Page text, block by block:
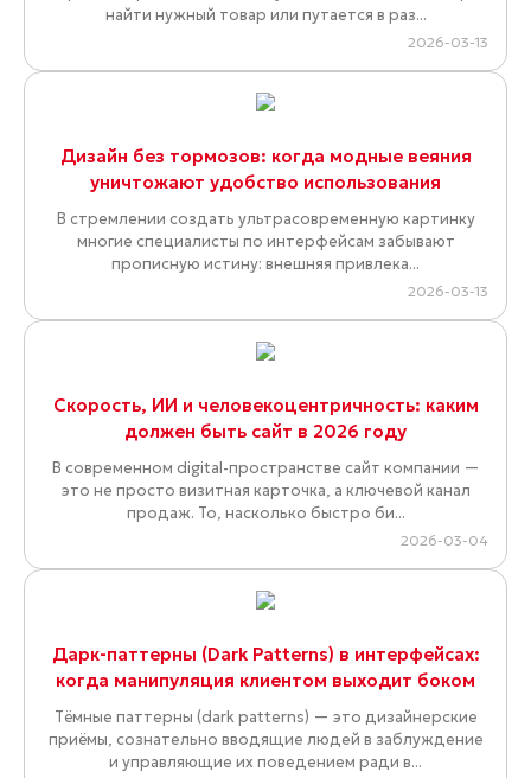
найти нужный товар или путается в раз...
2026-03-13
Дизайн без тормозов: когда модные веяния
уничтожают удобство использования
В стремлении создать ультрасовременную картинку
многие специалисты по интерфейсам забывают
прописную истину: внешняя привлека...
2026-03-13
Скорость, ИИ и человекоцентричность: каким
должен быть сайт в 2026 году
В современном digital-пространстве сайт компании —
это не просто визитная карточка, а ключевой канал
продаж. То, насколько быстро би...
2026-03-04
Дарк-паттерны (Dark Patterns) в интерфейсах:
когда манипуляция клиентом выходит боком
Тёмные паттерны (dark patterns) — это дизайнерские
приёмы, сознательно вводящие людей в заблуждение
и управляющие их поведением ради в...